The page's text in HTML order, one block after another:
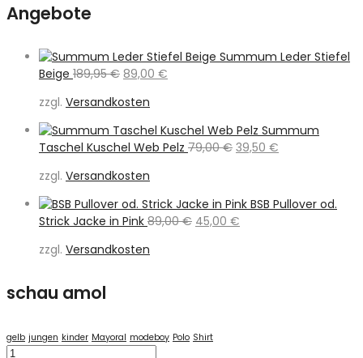
Angebote
Summum Leder Stiefel
Beige 189,95€ Ursprünglicher
war:
189,95 €
89,00 €
89,00 €.
zzgl. Versandkosten
Summum
Taschel Kuschel Web Pelz 79,00€ Ursprünglicher
79,00 €
39,50 €
39,50 €.
zzgl. Versandkosten
BSB Pullover od.
Strick Jacke in Pink 89,00€ Ursprünglicher
45,00 €
zzgl. Versandkosten
schau amol
gelb jungen kinder Mayoral modeboy Polo Shirt